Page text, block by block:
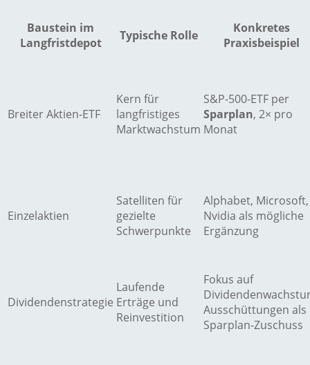
Baustein im
Langfristdepot
Typische Rolle
Konkretes
Praxisbeispiel
Breiter Aktien-ETF
Kern für
langfristiges
Marktwachstum
S&P-500-ETF per
Sparplan, 2× pro
Monat
Einzelaktien
Satelliten für
gezielte
Schwerpunkte
Alphabet, Microsoft,
Nvidia als mögliche
Ergänzung
Dividendenstrategie
Laufende
Erträge und
Reinvestition
Fokus auf
Ausschüttungen als
Sparplan-Zuschuss